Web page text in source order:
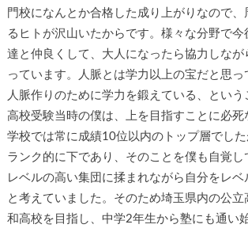
門校になんとか合格した成り上がりなので、
るヒトが沢山いたからです。様々な分野で今
達と仲良くして、大人になったら協力しなが
っています。人脈とは学力以上の宝だと思っ
人脈作りのために学力を鍛えている、という
高校受験当時の僕は、上を目指すことに必死
学校では常に成績10位以内のトップ層でし
ランク的に下であり、そのことを僕も自覚し
レベルの高い集団に揉まれながら自分をレ
と考えていました。そのため埼玉県内の公立
和高校を目指し、中学2年生から塾にも通い